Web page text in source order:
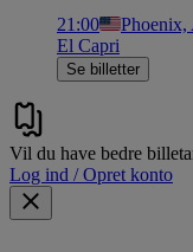
21:00
El Capri
Se billetter
Vil du have bedre
Log ind / Opret konto